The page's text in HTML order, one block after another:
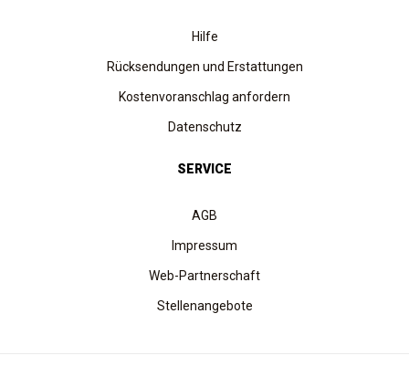
Hilfe
Rücksendungen und Erstattungen
Kostenvoranschlag anfordern
Datenschutz
SERVICE
AGB
Impressum
Web-Partnerschaft
Stellenangebote